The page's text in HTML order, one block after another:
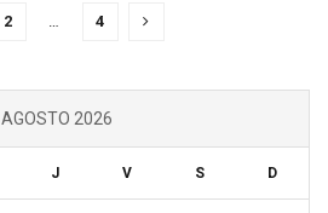
2 4
AGOSTO 2026
J V S D